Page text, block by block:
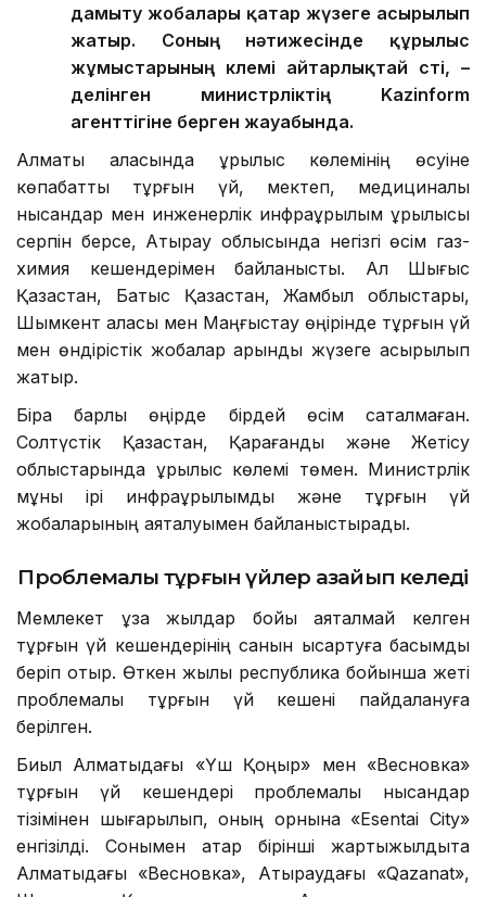
дамыту жобалары қатар жүзеге асырылып
жатыр. Соның нәтижесінде құрылыс
жұмыстарының көлемі айтарлықтай өсті, –
делінген министрліктің Kazinform
агенттігіне берген жауабында.
Алматы қаласында құрылыс көлемінің өсуіне
көпқабатты тұрғын үй, мектеп, медициналық
нысандар мен инженерлік инфрақұрылым құрылысы
серпін берсе, Атырау облысында негізгі өсім газ-
химия кешендерімен байланысты. Ал Шығыс
Қазақстан, Батыс Қазақстан, Жамбыл облыстары,
Шымкент қаласы мен Маңғыстау өңірінде тұрғын үй
мен өндірістік жобалар қарқынды жүзеге асырылып
жатыр.
Бірақ барлық өңірде бірдей өсім сақталмаған.
Солтүстік Қазақстан, Қарағанды және Жетісу
облыстарында құрылыс көлемі төмен. Министрлік
мұны ірі инфрақұрылымдық және тұрғын үй
жобаларының аяқталуымен байланыстырады.
Проблемалы тұрғын үйлер азайып келеді
Мемлекет ұзақ жылдар бойы аяқталмай келген
тұрғын үй кешендерінің санын қысқартуға басымдық
беріп отыр. Өткен жылы республика бойынша жеті
проблемалы тұрғын үй кешені пайдалануға
берілген.
Биыл Алматыдағы «Үш Қоңыр» мен «Весновка»
тұрғын үй кешендері проблемалы нысандар
тізімінен шығарылып, оның орнына «Esentai City»
енгізілді. Сонымен қатар бірінші жартыжылдықта
Алматыдағы «Весновка», Атыраудағы «Qazanat»,